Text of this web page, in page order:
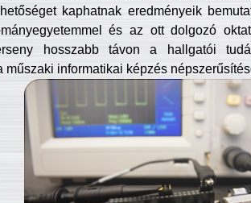
kaphatnak eredményeik
és az ott dolgozó
hosszabb távon a hallgatói
műszaki informatikai képzés